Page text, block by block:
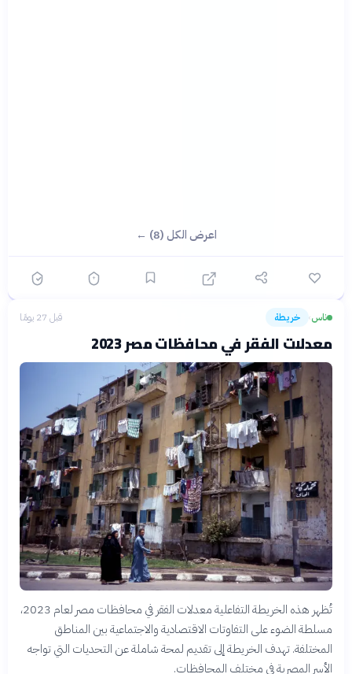
اعرض الكل (8) ←
ناس› خريطة قبل 27 يومًا
معدلات الفقر في محافظات مصر 2023
تُظهر هذه الخريطة التفاعلية معدلات الفقر في محافظات مصر لعام 2023،
مسلطة الضوء على التفاوتات الاقتصادية والاجتماعية بين المناطق
المختلفة. تهدف الخريطة إلى تقديم لمحة شاملة عن التحديات التي تواجه
الأسر المصرية في مختلف المحافظات.